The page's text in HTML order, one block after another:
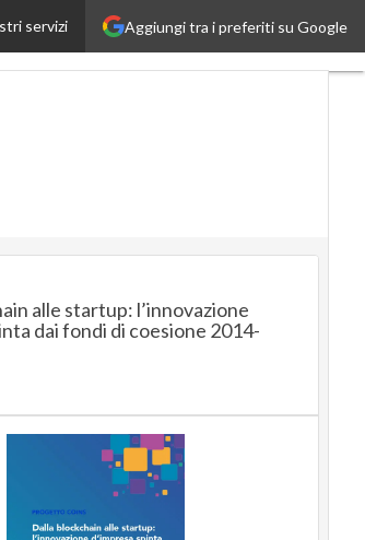
Aggiungi tra i preferiti su Google
servizi
alle startup: l’innovazione
dai fondi di coesione 2014-